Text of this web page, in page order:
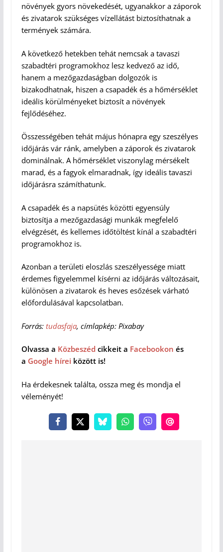
növények gyors növekedését, ugyanakkor a záporok
és zivatarok szükséges vízellátást biztosíthatnak a
termények számára.
A következő hetekben tehát nemcsak a tavaszi
szabadtéri programokhoz lesz kedvező az idő,
hanem a mezőgazdaságban dolgozók is
bizakodhatnak, hiszen a csapadék és a hőmérséklet
ideális körülményeket biztosít a növények
fejlődéséhez.
Összességében tehát május hónapra egy szeszélyes
időjárás vár ránk, amelyben a záporok és zivatarok
dominálnak. A hőmérséklet viszonylag mérsékelt
marad, és a fagyok elmaradnak, így ideális tavaszi
időjárásra számíthatunk.
A csapadék és a napsütés közötti egyensúly
biztosítja a mezőgazdasági munkák megfelelő
elvégzését, és kellemes időtöltést kínál a szabadtéri
programokhoz is.
Azonban a területi eloszlás szeszélyessége miatt
érdemes figyelemmel kísérni az időjárás változásait,
különösen a zivatarok és heves esőzések várható
előfordulásával kapcsolatban.
Forrás: tudasfaja, címlapkép: Pixabay
Olvassa a Közbeszéd cikkeit a Facebookon és
a Google hírei között is!
Ha érdekesnek találta, ossza meg és mondja el
véleményét!